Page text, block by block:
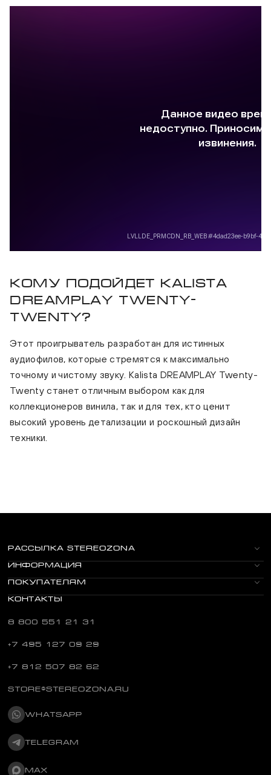
Кому подойдет Kalista
DREAMPLAY Twenty-
Twenty?
Этот проигрыватель разработан для истинных
аудиофилов, которые стремятся к максимально
точному и чистому звуку. Kalista DREAMPLAY Twenty-
Twenty станет отличным выбором как для
коллекционеров винила, так и для тех, кто ценит
высокий уровень детализации и роскошный дизайн
техники.
РАССЫЛКА STEREOZONA
ИНФОРМАЦИЯ
ПОКУПАТЕЛЯМ
КОНТАКТЫ
8 800 551 21 31
+7 495 127 09 29
+7 812 507 82 62
STORE@STEREOZONA.RU
WHATSAPP
TELEGRAM
MAX